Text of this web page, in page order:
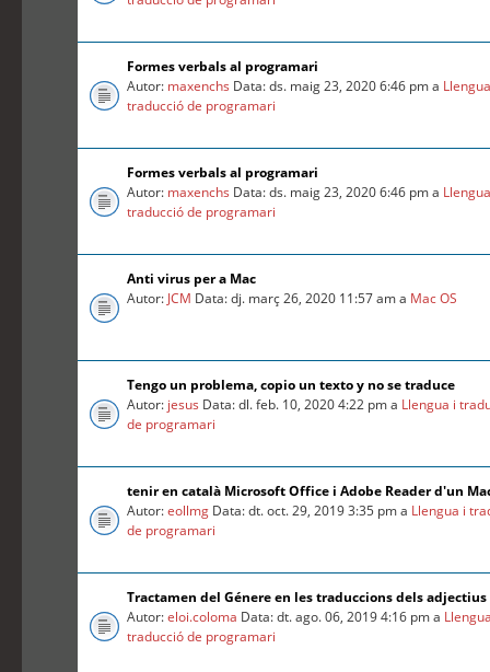
Formes verbals al programari
Autor: maxenchs Data: ds. maig 23, 2020 6:46 pm a
traducció de programari
Formes verbals al programari
Autor: maxenchs Data: ds. maig 23, 2020 6:46 pm a
traducció de programari
Anti virus per a Mac
Autor: JCM Data: dj. març 26, 2020 11:57 am a Mac OS
Tengo un problema, copio un texto y no se traduce
Autor: jesus Data: dl. feb. 10, 2020 4:22 pm a Llengua i
de programari
tenir en català Microsoft Office i Adobe Reader d'un
Autor:eollmg Data: dt. oct. 29, 2019 3:35 pm a Llengua i
de programari
Tractamen del Génere en les traduccions dels adjectius
Autor:eloi.coloma Data: dt. ago. 06, 2019 4:16 pm a
traducció de programari